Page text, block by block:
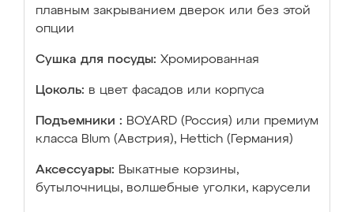
плавным закрыванием дверок или без этой
опции
Сушка для посуды: Хромированная
Цоколь: в цвет фасадов или корпуса
Подъемники : BOYARD (Россия) или премиум
класса Blum (Австрия), Hettich (Германия)
Аксессуары: Выкатные корзины,
бутылочницы, волшебные уголки, карусели